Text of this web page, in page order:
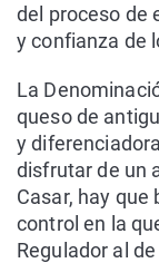
del proceso de
y confianza de
La
queso de
y
disfrutar de un
Casar, hay que
control en la
Regulador al